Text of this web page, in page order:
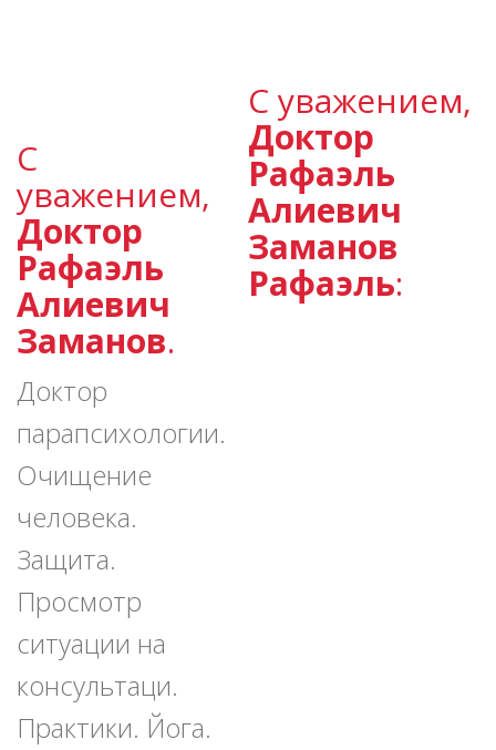
С
уважением,
Доктор
Рафаэль
Алиевич
Заманов.
Доктор
парапсихологии.
Очищение
человека.
Защита.
Просмотр
ситуации на
консультаци.
Практики. Йога.
С уважением,
Доктор
Рафаэль
Алиевич
Заманов
Рафаэль: